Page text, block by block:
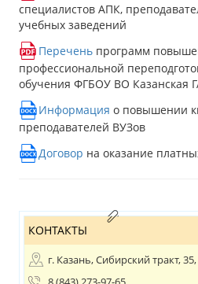
специалистов АПК,
учебных заведений
Перечень программ
профессиональной
обучения ФГБОУ ВО Казанская
Информация о повышении
преподавателей ВУЗов
Договор на оказание
КОНТАКТЫ
г. Казань, Сибирский тракт,